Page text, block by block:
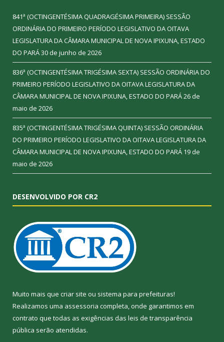
841ª (OCTINGENTÉSIMA QUADRAGÉSIMA PRIMEIRA) SESSÃO
ORDINÁRIA DO PRIMEIRO PERÍODO LEGISLATIVO DA OITAVA
LEGISLATURA DA CÂMARA MUNICIPAL DE NOVA IPIXUNA, ESTADO
DO PARÁ30 de junho de 2026
836ª (OCTINGENTÉSIMA TRIGÉSIMA SEXTA) SESSÃO ORDINÁRIA DO
PRIMEIRO PERÍODO LEGISLATIVO DA OITAVA LEGISLATURA DA
CÂMARA MUNICIPAL DE NOVA IPIXUNA, ESTADO DO PARÁ26 de
maio de 2026
835ª (OCTINGENTÉSIMA TRIGÉSIMA QUINTA) SESSÃO ORDINÁRIA
DO PRIMEIRO PERÍODO LEGISLATIVO DA OITAVA LEGISLATURA DA
CÂMARA MUNICIPAL DE NOVA IPIXUNA, ESTADO DO PARÁ 19 de
maio de 2026
DESENVOLVIDO POR CR2
Muito mais que criar site ou sistema para prefeituras!
Realizamos uma assessoria completa, onde garantimos em
contrato que todas as exigências das leis de transparência
pública serão atendidas.